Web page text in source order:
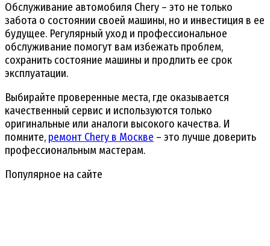
Обслуживание автомобиля Chery – это не только
забота о состоянии своей машины, но и инвестиция в ее
будущее. Регулярный уход и профессиональное
обслуживание помогут вам избежать проблем,
сохранить состояние машины и продлить ее срок
эксплуатации.
Выбирайте проверенные места, где оказывается
качественный сервис и используются только
оригинальные или аналоги высокого качества. И
помните, ремонт Chery в Москве – это лучше доверить
профессиональным мастерам.
Популярное на сайте